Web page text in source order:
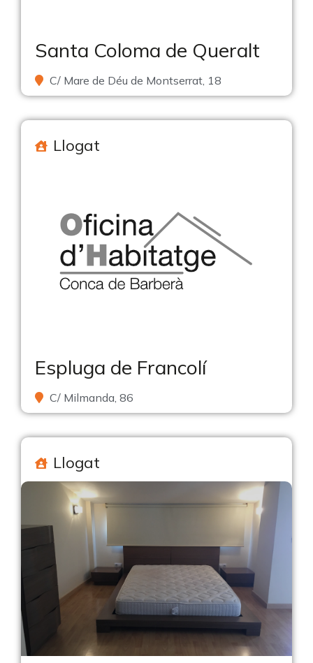
Santa Coloma de Queralt
C/ Mare de Déu de Montserrat, 18
Llogat
Espluga de Francolí
C/ Milmanda, 86
Llogat